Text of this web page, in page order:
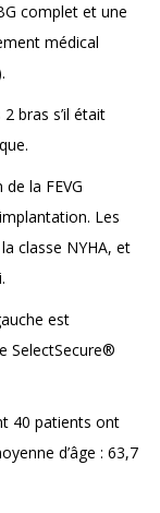
complet et une
médical
bras s’il était
la FEVG
Les
classe NYHA, et
est
SelectSecure®
40 patients ont
d’âge : 63,7